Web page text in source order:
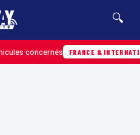
🔍
FRANCE & INTERNATIONALE